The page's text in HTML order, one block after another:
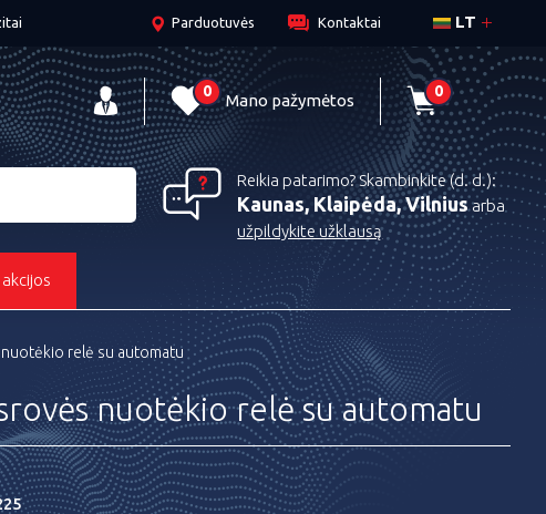
LT
Parduotuvės Kontaktai
0 Mano pažymėtos 0
Reikia patarimo? Skambinkite (d. d.):
Kaunas, Klaipėda, Vilniusarba
užpildykite užklausą
nuotėkio relė su automatu
nuotėkio relė su automatu